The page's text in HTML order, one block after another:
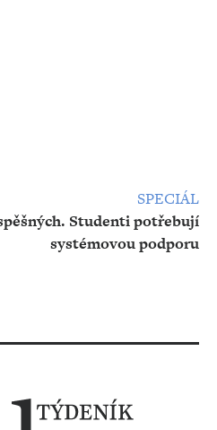
SPECIÁL
Studenti potřebují
systémovou podporu